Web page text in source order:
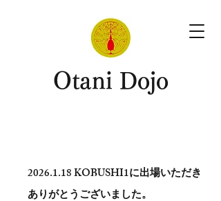
​Otani Dojo
2026.1.18KOBUSHI1に出場いただき
ありがとう​ございました。